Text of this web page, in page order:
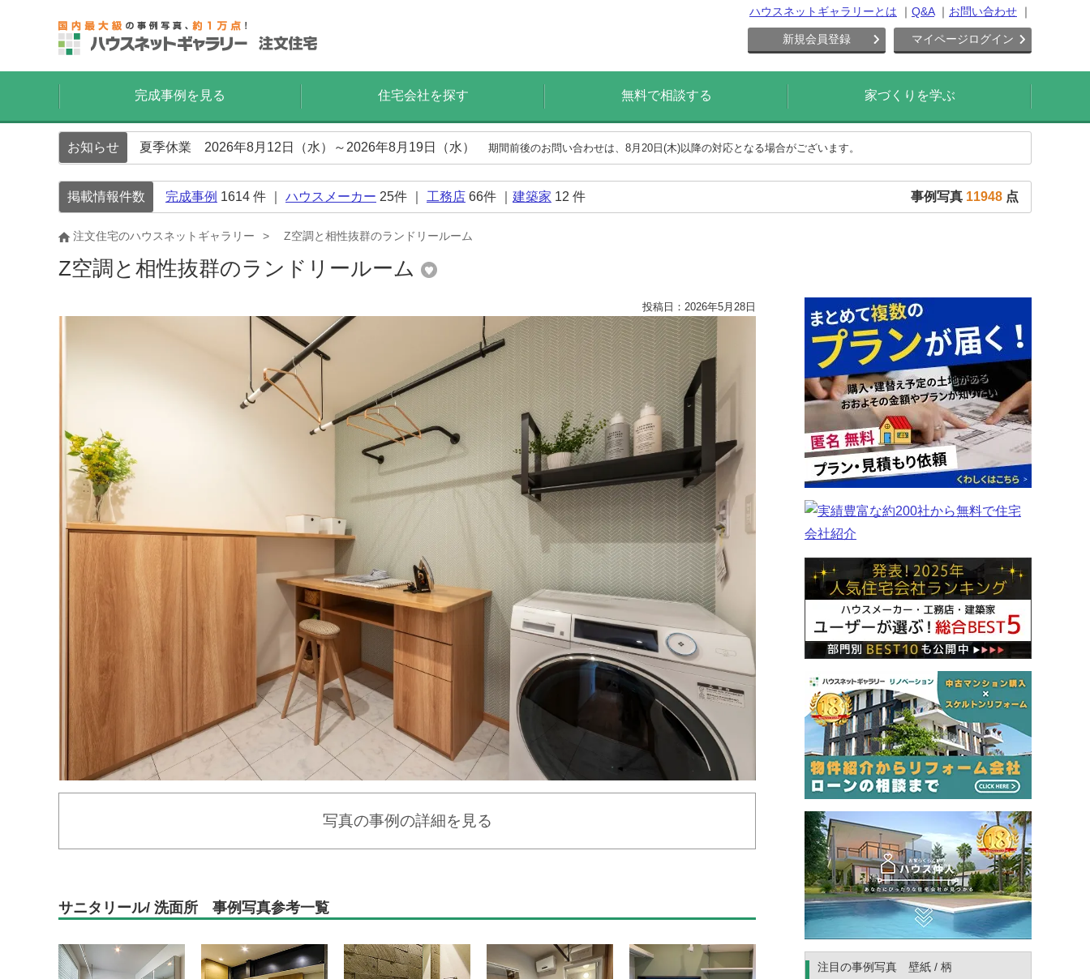
ハウスネットギャラリーとは Q&A お問い合わせ
新規会員登録 マイページログイン
完成事例を見る 住宅会社を探す 無料で相談する 家づくりを学ぶ
お知らせ 夏季休業 2026年8月12日（水）～2026年8月19日（水） 期間前後のお問い合わせは、8月20日(木)以降の対応となる場合がございます。
掲載情報件数 完成事例 1614 件 ｜ ハウスメーカー 25件 ｜ 工務店 66件 ｜ 建築家 12 件 事例写真 11948 点
注文住宅のハウスネットギャラリー Z空調と相性抜群のランドリールーム
Z空調と相性抜群のランドリールーム
投稿日：2026年5月28日
写真の事例の詳細を見る
サニタリール/ 洗面所 事例写真参考一覧
注目の事例写真 壁紙 / 柄